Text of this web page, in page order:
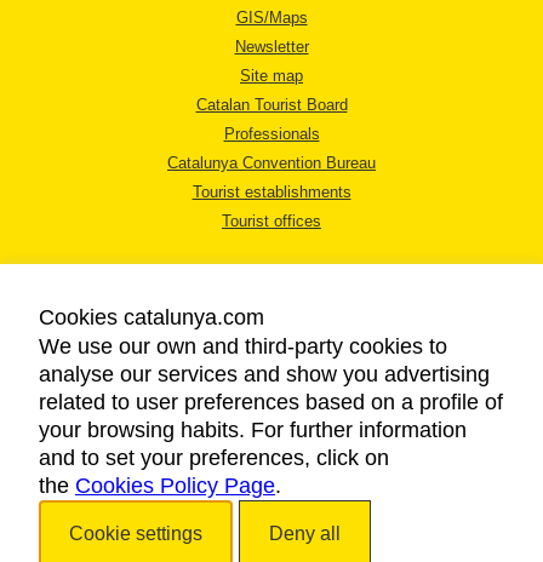
GIS/Maps
Newsletter
Site map
Catalan Tourist Board
Professionals
Catalunya Convention Bureau
Tourist establishments
Tourist offices
LEGAL NOTICE
PRIVACY POLICY
COOKIES POLICY
ACCESSIBILITY
Cookies catalunya.com
We use our own and third-party cookies to
analyse our services and show you advertising
related to user preferences based on a profile of
your browsing habits. For further information
and to set your preferences, click on
the Cookies Policy Page.
Cookie settings Deny all